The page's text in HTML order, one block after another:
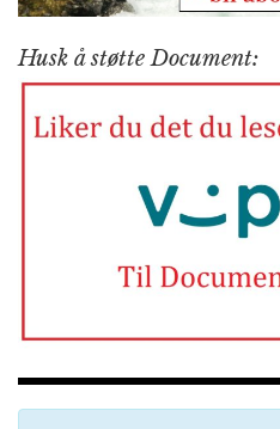
Husk å støtte Document: